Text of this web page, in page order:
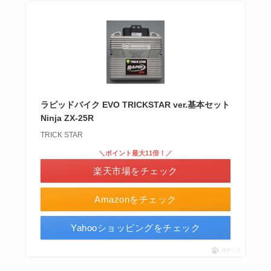
ラピッドバイク EVO TRICKSTAR ver.基本セット
Ninja ZX-25R
TRICK STAR
Amazonをチェック
＼ポイント最大11倍！／
楽天市場をチェック
Yahooショッピングをチェック
ポチップ